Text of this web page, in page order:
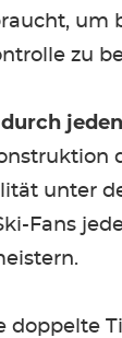
um
zu
unter
Fans
doppelte